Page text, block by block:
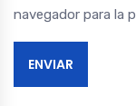
navegador para la